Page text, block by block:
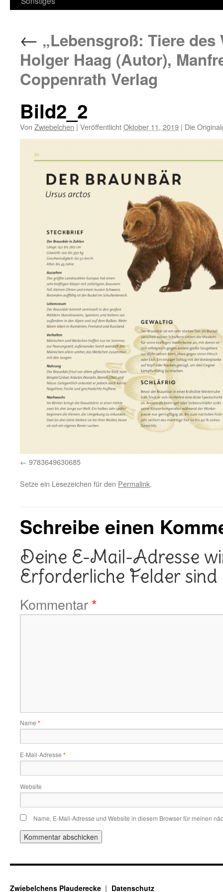
← „Lebensgroß: Tiere
Holger Haag (Autor),
Coppenrath Verlag
Bild2_2
Von Zwiebelchen | VeröffentlichtOktober 11, 2019 | Die
9783649630685
Setze ein Lesezeichen für den Permalink.
Schreibe einen
Deine E-Mail-Adresse
Erforderliche Felder
Kommentar*
Name *
E-Mail-Adresse *
Website
Name, E-Mail-Adresse und Website in diesem Browser für meinen
Zwiebelchens Plauderecke Datenschutz